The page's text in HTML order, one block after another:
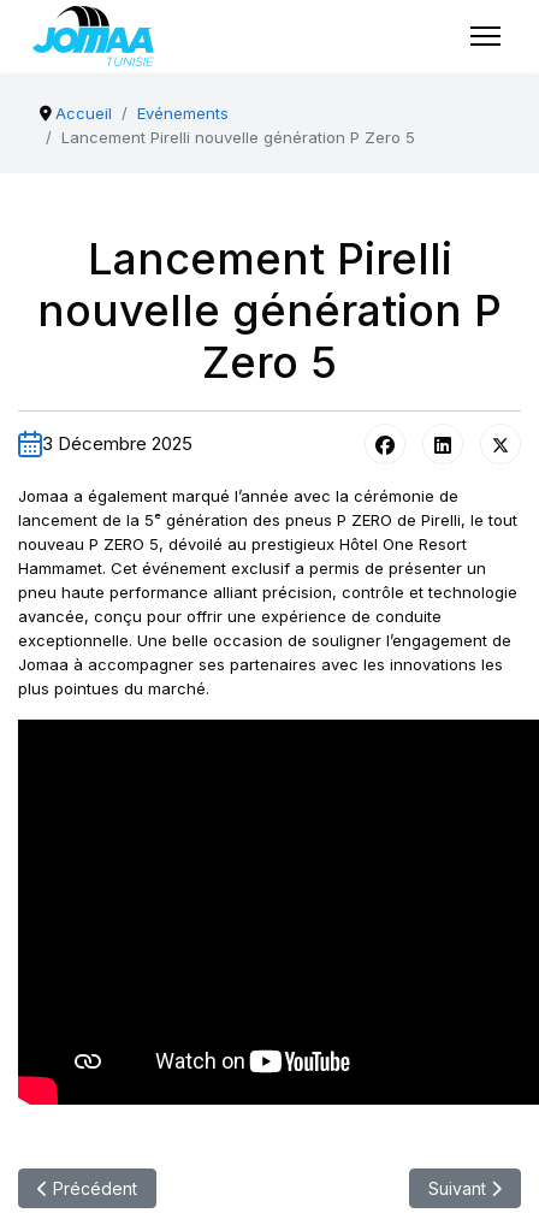
Accueil
Evénements
Lancement Pirelli nouvelle génération P Zero 5
Lancement Pirelli
nouvelle génération P
Zero 5
3 Décembre 2025
Jomaa a également marqué l’année avec la cérémonie de
lancement de la 5ᵉ génération des pneus P ZERO de Pirelli, le tout
nouveau P ZERO 5, dévoilé au prestigieux Hôtel One Resort
Hammamet. Cet événement exclusif a permis de présenter un
pneu haute performance alliant précision, contrôle et technologie
avancée, conçu pour offrir une expérience de conduite
exceptionnelle. Une belle occasion de souligner l’engagement de
Jomaa à accompagner ses partenaires avec les innovations les
plus pointues du marché.
Article précédent : Lancement Michelin Primacy 5 et Pilot Sport
Précédent Article
Suivant